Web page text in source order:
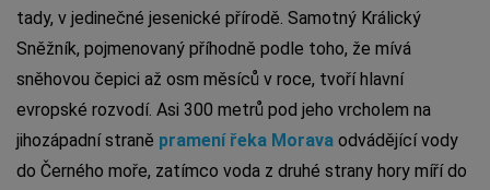
tady, v jedinečné jesenické přírodě. Samotný Králický
Sněžník, pojmenovaný příhodně podle toho, že mívá
sněhovou čepici až osm měsíců v roce, tvoří hlavní
evropské rozvodí. Asi 300 metrů pod jeho vrcholem na
jihozápadní straně pramení řeka Morava odvádějící vody
do Černého moře, zatímco voda z druhé strany hory míří do